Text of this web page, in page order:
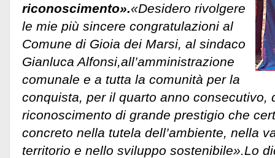
riconoscimento».«Desidero rivolgere
le mie più sincere congratulazioni al
Comune di Gioia dei Marsi, al sindaco
Gianluca Alfonsi,all’amministrazione
comunale e a tutta la comunità per la
conquista, per il quarto anno consecutivo,
riconoscimento di grande prestigio che
concreto nella tutela dell’ambiente, nella
territorio e nello sviluppo sostenibile». Lo